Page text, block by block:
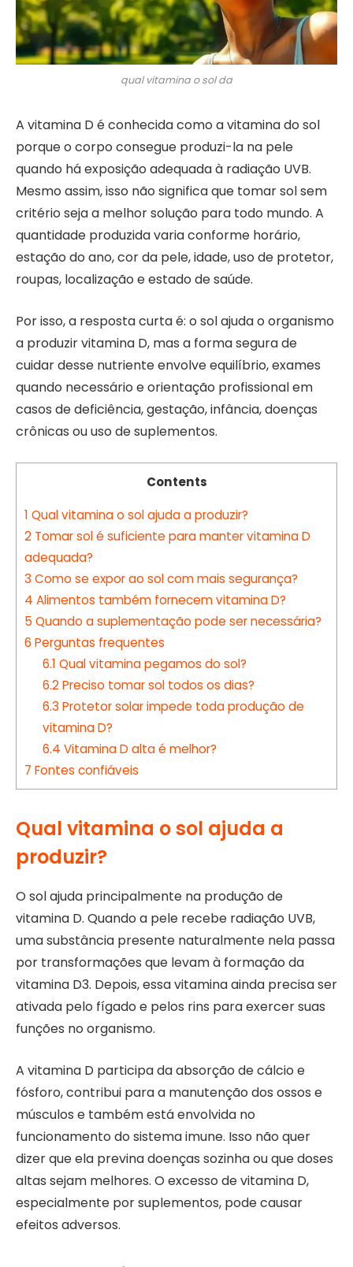
qual vitamina o sol da
A vitamina D é conhecida como a vitamina do sol
porque o corpo consegue produzi-la na pele
quando há exposição adequada à radiação UVB.
Mesmo assim, isso não significa que tomar sol sem
critério seja a melhor solução para todo mundo. A
quantidade produzida varia conforme horário,
estação do ano, cor da pele, idade, uso de protetor,
roupas, localização e estado de saúde.
Por isso, a resposta curta é: o sol ajuda o organismo
a produzir vitamina D, mas a forma segura de
cuidar desse nutriente envolve equilíbrio, exames
quando necessário e orientação profissional em
casos de deficiência, gestação, infância, doenças
crônicas ou uso de suplementos.
Contents
1 Qual vitamina o sol ajuda a produzir?
2 Tomar sol é suficiente para manter vitamina D
adequada?
3 Como se expor ao sol com mais segurança?
4 Alimentos também fornecem vitamina D?
5 Quando a suplementação pode ser necessária?
6 Perguntas frequentes
6.1 Qual vitamina pegamos do sol?
6.2Preciso tomar sol todos os dias?
6.3 Protetor solar impede toda produção de
vitamina D?
6.4 Vitamina D alta é melhor?
7 Fontes confiáveis
Qual vitamina o sol ajuda a
produzir?
O sol ajuda principalmente na produção de
vitamina D. Quando a pele recebe radiação UVB,
uma substância presente naturalmente nela passa
por transformações que levam à formação da
vitamina D3. Depois, essa vitamina ainda precisa ser
ativada pelo fígado e pelos rins para exercer suas
funções no organismo.
A vitamina D participa da absorção de cálcio e
fósforo, contribui para a manutenção dos ossos e
músculos e também está envolvida no
funcionamento do sistema imune. Isso não quer
dizer que ela previna doenças sozinha ou que doses
altas sejam melhores. O excesso de vitamina D,
especialmente por suplementos, pode causar
efeitos adversos.